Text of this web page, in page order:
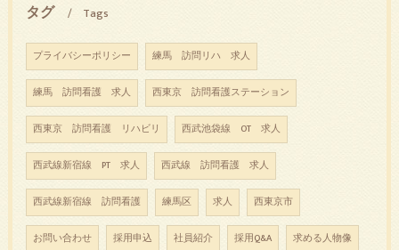
タグ Tags
プライバシーポリシー 練馬 訪問リハ 求人
練馬 訪問看護 求人 西東京 訪問看護ステーション
西東京 訪問看護 リハビリ 西武池袋線 OT 求人
西武線新宿線 PT 求人 西武線 訪問看護 求人
西武線新宿線 訪問看護 練馬区 求人 西東京市
お問い合わせ 採用申込 社員紹介 採用Q&A 求める人物像